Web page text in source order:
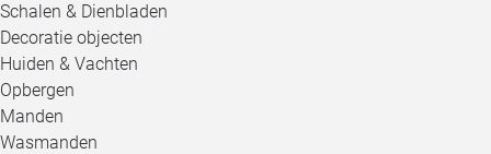
Schalen & Dienbladen
Decoratie objecten
Huiden & Vachten
Opbergen
Manden
Wasmanden